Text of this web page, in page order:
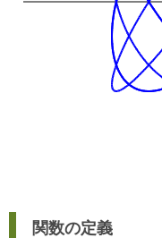
関数の定義